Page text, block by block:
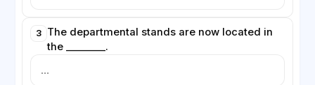
3 The departmental stands are now located in
the ________.